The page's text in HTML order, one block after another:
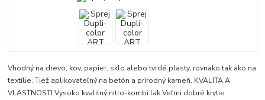
Vhodný na drevo, kov, papier, sklo alebo tvrdé plasty, rovnako tak ako na
textílie. Tiež aplikovateľný na betón a prírodný kameň. KVALITA A
VLASTNOSTI Vysoko kvalitný nitro-kombi lak Veľmi dobré krytie